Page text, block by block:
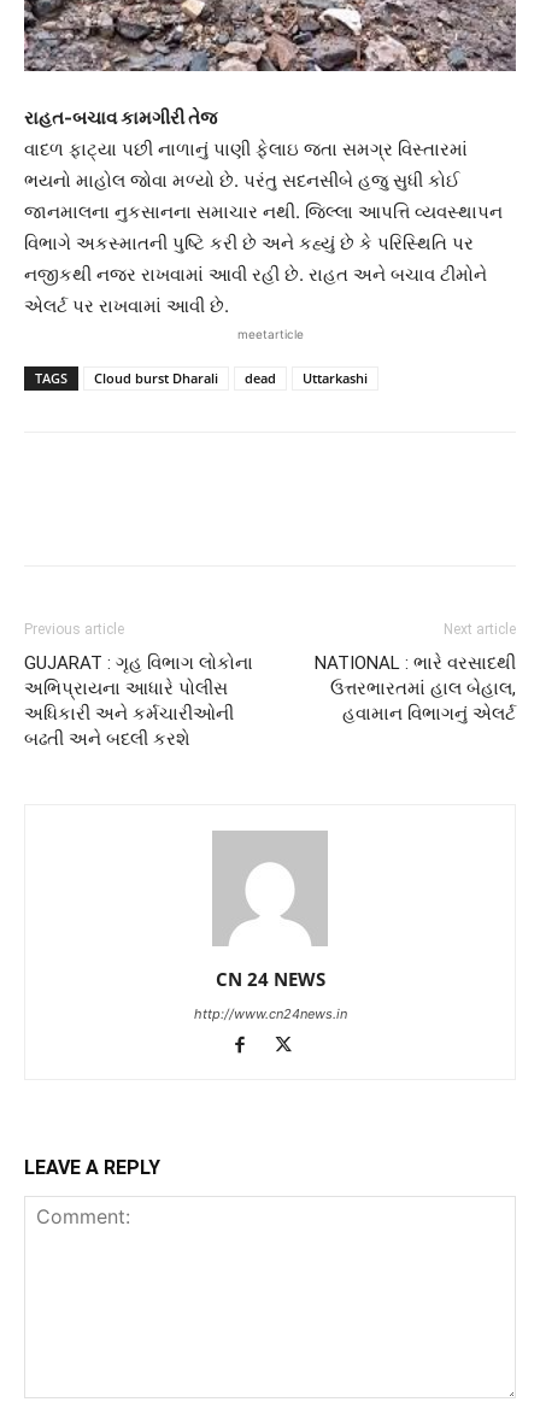
રાહત-બચાવ કામગીરી તેજ
વાદળ ફાટ્યા પછી નાળાનું પાણી ફેલાઇ જતા સમગ્ર વિસ્તારમાં
ભયનો માહોલ જોવા મળ્યો છે. પરંતુ સદનસીબે હજુ સુધી કોઈ
જાનમાલના નુકસાનના સમાચાર નથી. જિલ્લા આપત્તિ વ્યવસ્થાપન
વિભાગે અકસ્માતની પુષ્ટિ કરી છે અને કહ્યું છે કે પરિસ્થિતિ પર
નજીકથી નજર રાખવામાં આવી રહી છે. રાહત અને બચાવ ટીમોને
એલર્ટ પર રાખવામાં આવી છે.
meetarticle
TAGS Cloud burst Dharali dead Uttarkashi
Previous article
GUJARAT : ગૃહ વિભાગ લોકોના
અભિપ્રાયના આધારે પોલીસ
અધિકારી અને કર્મચારીઓની
બઢતી અને બદલી કરશે
Next article
NATIONAL : ભારે વરસાદથી
ઉત્તરભારતમાં હાલ બેહાલ,
હવામાન વિભાગનું એલર્ટ
CN 24 NEWS
http://www.cn24news.in
LEAVE A REPLY